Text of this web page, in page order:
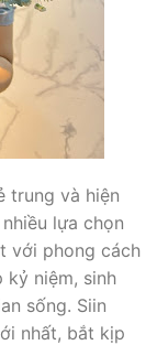
trung và hiện
lựa chọn
với phong cách
niệm, sinh
sống. Siin
nhất, bắt kịp